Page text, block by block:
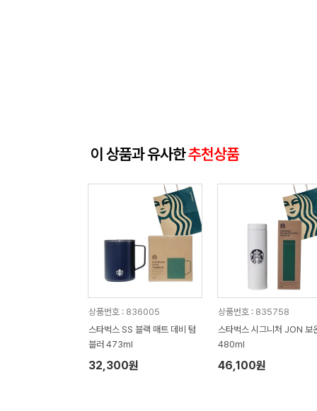
이 상품과 유사한추천상품
상품번호 : 836005
스타벅스 SS 블랙 매트 데비 텀
블러 473ml
32,300원
상품번호 : 835758
스타벅스 시그니처 JON 보
480ml
46,100원